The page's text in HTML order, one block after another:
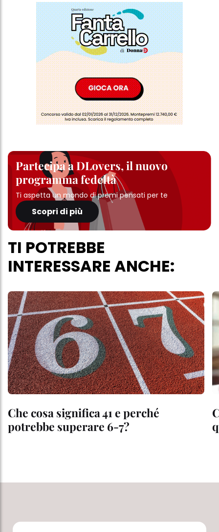
Partecipa a DLovers, il nuovo
programma fedeltà
Ti aspetta un mondo di premi pensati per te
Scopri di più
TI POTREBBE
INTERESSARE ANCHE:
Che cosa significa 41 e perché
potrebbe superare 6-7?
ulteriori informazioni sui cookie utilizzati su questo sito Web, in
particolare sul loro periodo di conservazione, consultare le
informazioni dettagliate su ciascun cookie disponibili facendo
clic su "modifica" di seguito".
Se fai clic su "Modifica" potrai trovare maggiori informazioni sul
trattamento dei tuoi dati / sull'uso dei cookie e consentirli per uno o
più degli scopi sopra menzionati. Cliccando su "Accetta tutto",
acconsenti all'uso dei cookie e al trattamento dei tuoi dati
personali per tutte le finalità sopra indicate. Se fai clic su "Rifiuta",
verranno utilizzati solo i cookie tecnicamente necessari per fornirti
questo sito web.